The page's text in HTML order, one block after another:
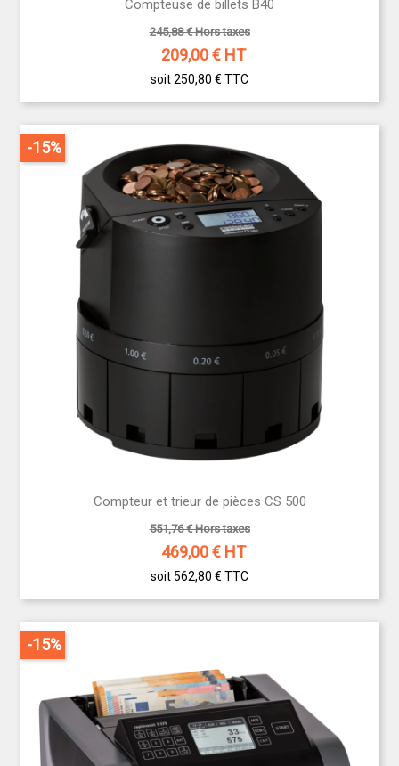
Compteuse de billets B40
245,88 € Hors taxes
209,00€ HT
soit 250,80 € TTC
Compteur et trieur de pièces CS 500
551,76 € Hors taxes
469,00€ HT
soit 562,80 € TTC
-15%
-15%